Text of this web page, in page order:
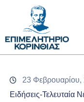
Επιμελητήριο
Υπηρεσίες
23 Φεβρουαρίου,
Ειδήσεις-Τελευταία